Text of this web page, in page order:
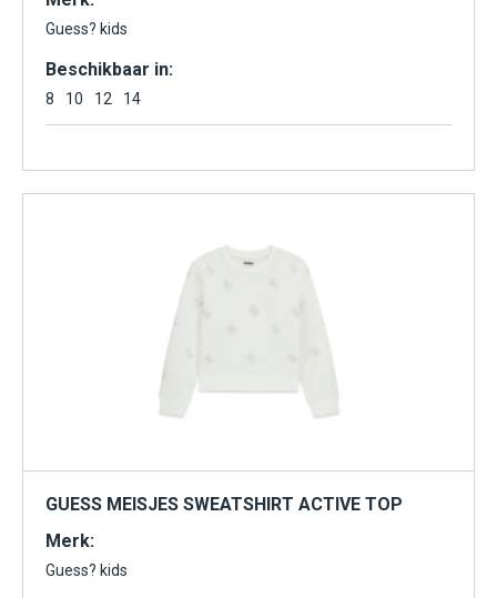
Guess? kids
Beschikbaar in:
8 10 12 14
GUESS MEISJES SWEATSHIRT ACTIVE TOP
Merk:
Guess? kids